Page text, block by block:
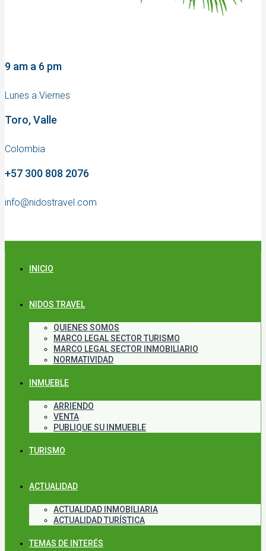
9 am a 6 pm
Lunes a Viernes
Toro, Valle
Colombia
+57 300 808 2076
info@nidostravel.com
INICIO
NIDOS TRAVEL
QUIENES SOMOS
MARCO LEGAL SECTOR TURISMO
MARCO LEGAL SECTOR INMOBILIARIO
NORMATIVIDAD
INMUEBLE
ARRIENDO
VENTA
PUBLIQUE SU INMUEBLE
TURISMO
ACTUALIDAD
ACTUALIDAD INMOBILIARIA
ACTUALIDAD TURÍSTICA
TEMAS DE INTERÉS